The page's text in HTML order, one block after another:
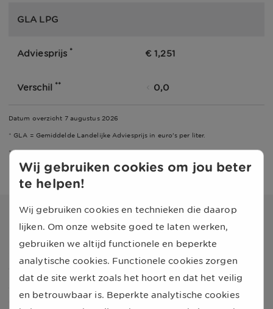
GLA LPG
Adviesprijs * € 1,251
Verschil ** 0,0
Datum overzicht 7 augustus 2026
* GLA = Gemiddelde Landelijke Adviesprijs in euro's per liter.
** Verschil in centen t.o.v. gisteren
PrijsontwikkelingLPG
Sinds 7 november 2000
houden wij dagelijks de
ontwikkeling van de
24 mei
prijs gemeten, namelijk
per liter. De hoogste geregistreerde prijs was
Wij gebruiken cookies om jou beter
te helpen!
Wij gebruiken cookies en technieken die daarop
lijken. Om onze website goed te laten werken,
gebruiken we altijd functionele en beperkte
analytische cookies. Functionele cookies zorgen
dat de site werkt zoals het hoort en dat het veilig
en betrouwbaar is. Beperkte analytische cookies